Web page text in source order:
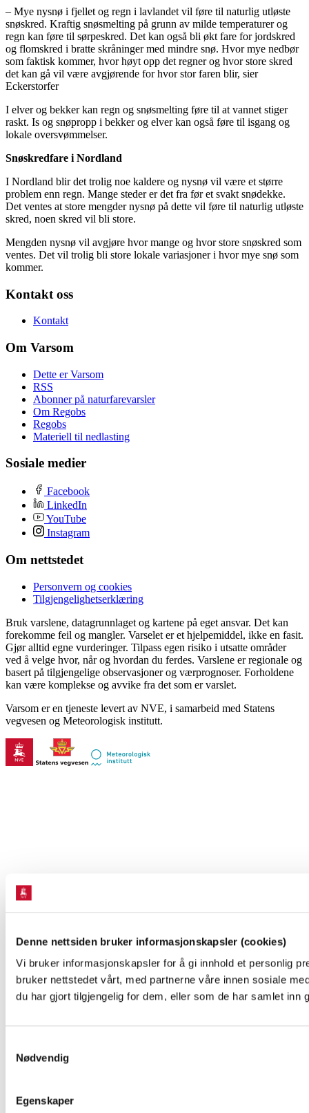
Denne nettsiden bruker informasjonskapsler (cookies)
Vi bruker informasjonskapsler for å gi innhold et personlig
bruker nettstedet vårt, med partnerne våre innen sosiale
du har gjort tilgjengelig for dem, eller som de har samlet inn
Nødvendig
Egenskaper
– Mye nysnø i fjellet og regn i lavlandet vil føre til naturlig utløste
snøskred. Kraftig snøsmelting på grunn av milde temperaturer og
regn kan føre til sørpeskred. Det kan også bli økt fare for jordskred
og flomskred i bratte skråninger med mindre snø. Hvor mye nedbør
som faktisk kommer, hvor høyt opp det regner og hvor store skred
det kan gå vil være avgjørende for hvor stor faren blir, sier
Eckerstorfer
I elver og bekker kan regn og snøsmelting føre til at vannet stiger
raskt. Is og snøpropp i bekker og elver kan også føre til isgang og
lokale oversvømmelser.
Snøskredfare i Nordland
I Nordland blir det trolig noe kaldere og nysnø vil være et større
problem enn regn. Mange steder er det fra før et svakt snødekke.
Det ventes at store mengder nysnø på dette vil føre til naturlig utløste
skred, noen skred vil bli store.
Mengden nysnø vil avgjøre hvor mange og hvor store snøskred som
ventes. Det vil trolig bli store lokale variasjoner i hvor mye snø som
kommer.
Kontakt oss
Kontakt
Om Varsom
Dette er Varsom
RSS
Abonner på naturfarevarsler
Om Regobs
Regobs
Materiell til nedlasting
Sosiale medier
Facebook
LinkedIn
YouTube
Instagram
Om nettstedet
Personvern og cookies
Tilgjengelighetserklæring
Bruk varslene, datagrunnlaget og kartene på eget ansvar. Det kan
forekomme feil og mangler. Varselet er et hjelpemiddel, ikke en fasit.
Gjør alltid egne vurderinger. Tilpass egen risiko i utsatte områder
ved å velge hvor, når og hvordan du ferdes. Varslene er regionale og
basert på tilgjengelige observasjoner og værprognoser. Forholdene
kan være komplekse og avvike fra det som er varslet.
Varsom er en tjeneste levert av NVE, i samarbeid med Statens
vegvesen og Meteorologisk institutt.